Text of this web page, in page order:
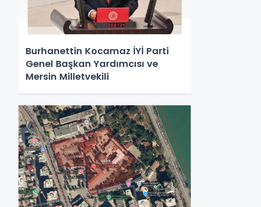
Burhanettin Kocamaz İYİ Parti
Genel Başkan Yardımcısı ve
Mersin Milletvekili